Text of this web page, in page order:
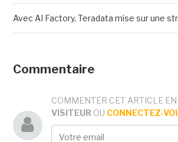
Avec AI Factory, Teradata mise sur une
Commentaire
COMMENTER CET ARTICLE
VISITEUR OU CONNECTEZ-